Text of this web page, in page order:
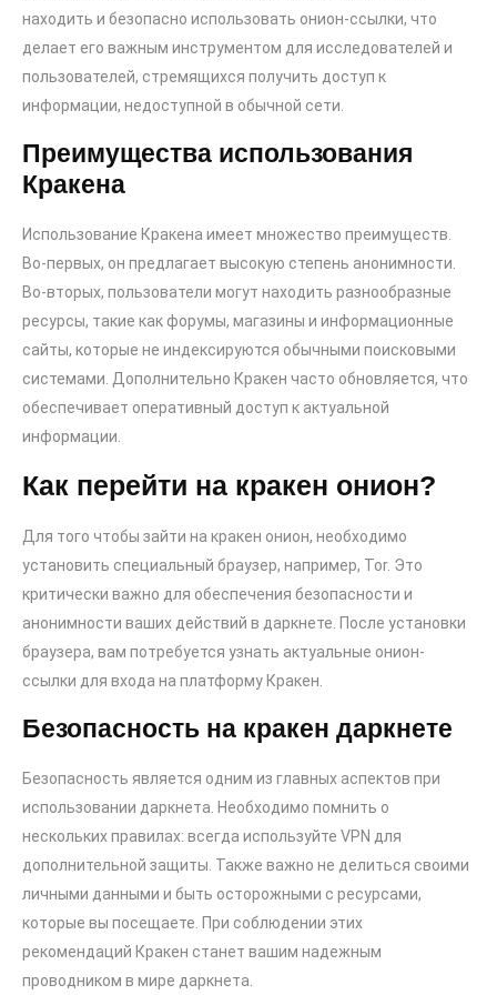
находить и безопасно использовать онион-ссылки, что
делает его важным инструментом для исследователей и
пользователей, стремящихся получить доступ к
информации, недоступной в обычной сети.
Преимущества использования
Кракена
Использование Кракена имеет множество преимуществ.
Во-первых, он предлагает высокую степень анонимности.
Во-вторых, пользователи могут находить разнообразные
ресурсы, такие как форумы, магазины и информационные
сайты, которые не индексируются обычными поисковыми
системами. Дополнительно Кракен часто обновляется, что
обеспечивает оперативный доступ к актуальной
информации.
Как перейти на кракен онион?
Для того чтобы зайти на кракен онион, необходимо
установить специальный браузер, например, Tor. Это
критически важно для обеспечения безопасности и
анонимности ваших действий в даркнете. После установки
браузера, вам потребуется узнать актуальные онион-
ссылки для входа на платформу Кракен.
Безопасность на кракен даркнете
Безопасность является одним из главных аспектов при
использовании даркнета. Необходимо помнить о
нескольких правилах: всегда используйте VPN для
дополнительной защиты. Также важно не делиться своими
личными данными и быть осторожными с ресурсами,
которые вы посещаете. При соблюдении этих
рекомендаций Кракен станет вашим надежным
проводником в мире даркнета.